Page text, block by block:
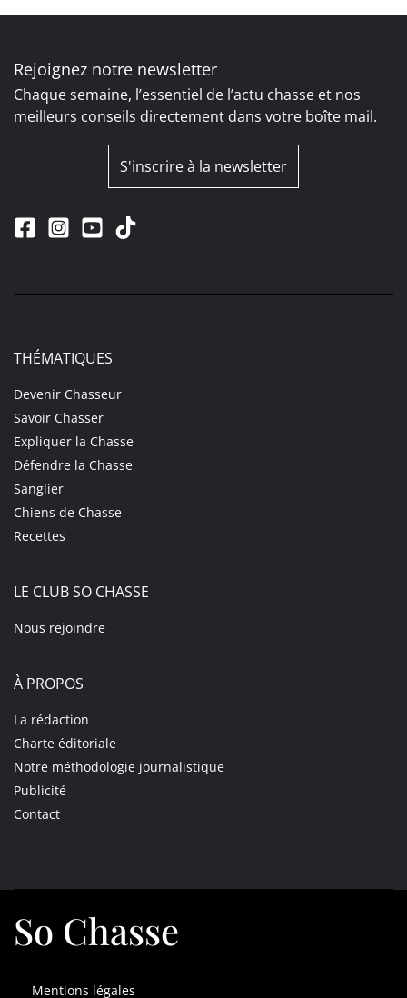
Rejoignez notre newsletter
Chaque semaine, l’essentiel de l’actu chasse et nos
meilleurs conseils directement dans votre boîte mail.
S'inscrire à la newsletter
THÉMATIQUES
Devenir Chasseur
Savoir Chasser
Expliquer la Chasse
Défendre la Chasse
Sanglier
Chiens de Chasse
Recettes
LE CLUB SO CHASSE
Nous rejoindre
À PROPOS
La rédaction
Charte éditoriale
Notre méthodologie journalistique
Publicité
Contact
So Chasse
Mentions légales